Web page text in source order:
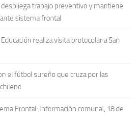
despliega trabajo preventivo y mantiene
sistema frontal
realiza visita protocolar a San
el fútbol sureño que cruza por las
Frontal: Información comunal, 18 de